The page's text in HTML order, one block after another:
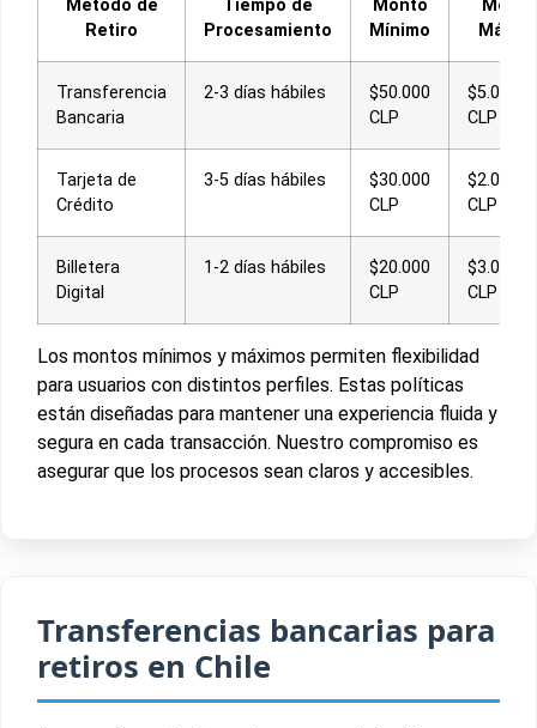
Método de
Retiro
Tiempo de
Procesamiento
Monto
Mínimo
Monto
Transferencia
Bancaria
2-3 días hábiles
$50.000
CLP
CLP
Tarjeta de
Crédito
3-5 días hábiles
$30.000
CLP
CLP
Billetera
Digital
1-2 días hábiles
$20.000
CLP
CLP
Los montos mínimos y máximos permiten flexibilidad
para usuarios con distintos perfiles. Estas políticas
están diseñadas para mantener una experiencia fluida y
segura en cada transacción. Nuestro compromiso es
asegurar que los procesos sean claros y accesibles.
Transferencias bancarias para
retiros en Chile